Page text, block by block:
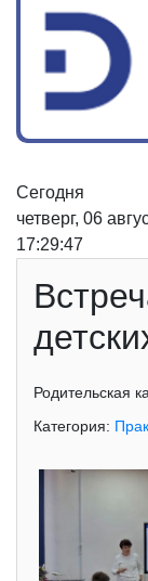
Сегодня
четверг, 06
17:29:47
Родительская
Категория: